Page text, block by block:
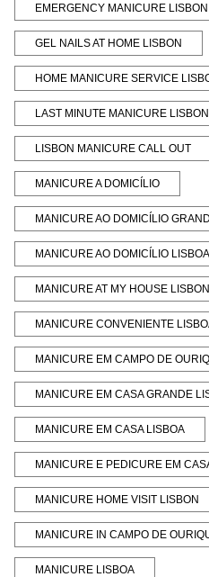
EMERGENCY MANICURE LISBON
GEL NAILS AT HOME LISBON
HOME MANICURE SERVICE
LAST MINUTE MANICURE LISBON
LISBON MANICURE CALL OUT
MANICURE A DOMICÍLIO
MANICURE AO DOMICÍLIO
MANICURE AO DOMICÍLIO LISBOA
MANICURE AT MY HOUSE LISBON
MANICURE CONVENIENTE
MANICURE EM CAMPO DE
MANICURE EM CASA GRANDE
MANICURE EM CASA LISBOA
MANICURE E PEDICURE EM
MANICURE HOME VISIT LISBON
MANICURE IN CAMPO DE
MANICURE LISBOA